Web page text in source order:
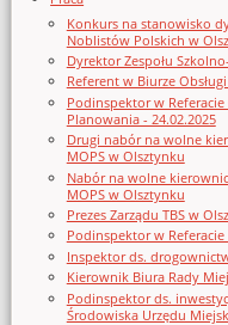
Konkurs na stanowisko
Noblistów Polskich w
Dyrektor Zespołu
Referent w Biurze
Podinspektor w
Planowania - 24.02.2025
Drugi nabór na wolne
MOPS w Olsztynku
Nabór na wolne
MOPS w Olsztynku
Prezes Zarządu TBS w
Podinspektor w
Inspektor ds.
Kierownik Biura Rady
Podinspektor ds.
Środowiska Urzędu